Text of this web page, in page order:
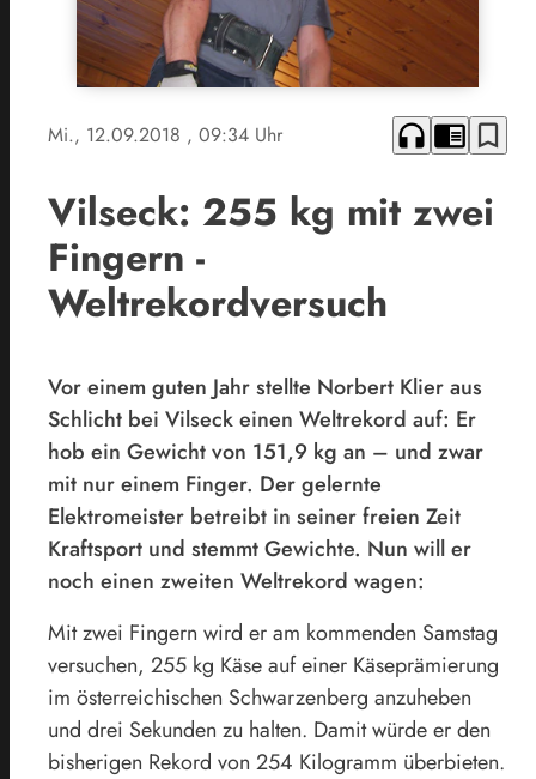
Mi., 12.09.2018 , 09:34 Uhr headphones chrome_reader_mode bookmark_border
Vilseck: 255 kg mit zwei
Fingern -
Weltrekordversuch
Vor einem guten Jahr stellte Norbert Klier aus
Schlicht bei Vilseck einen Weltrekord auf: Er
hob ein Gewicht von 151,9 kg an – und zwar
mit nur einem Finger. Der gelernte
Elektromeister betreibt in seiner freien Zeit
Kraftsport und stemmt Gewichte. Nun will er
noch einen zweiten Weltrekord wagen:
Mit zwei Fingern wird er am kommenden Samstag
versuchen, 255 kg Käse auf einer Käseprämierung
im österreichischen Schwarzenberg anzuheben
und drei Sekunden zu halten. Damit würde er den
bisherigen Rekord von 254 Kilogramm überbieten.